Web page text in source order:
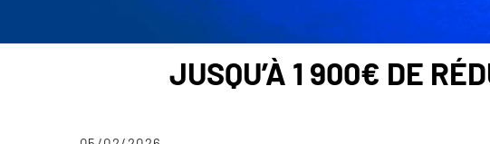
JUSQU’À 1 900€ DE